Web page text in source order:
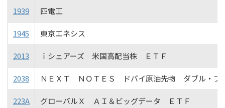
1939 四電工
1945 東京エネシス
2013 ｉシェアーズ 米国高配当株 ＥＴＦ
2038 ＮＥＸＴ ＮＯＴＥＳ ドバイ原油先物 ダブル・
223A グローバルＸ ＡＩ＆ビッグデータ ＥＴＦ